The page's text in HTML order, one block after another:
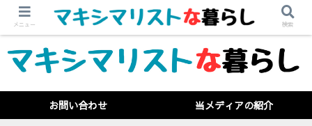
お問い合わせ 当メディアの紹介
メニュー 検索